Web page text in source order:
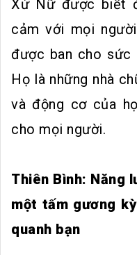
Xử Nữ được biết
cảm với mọi
được ban cho sức
Họ là những nhà
và động cơ của
cho mọi người.
Thiên Bình: Năng
một tấm gương
quanh bạn